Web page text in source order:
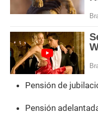
Pensión de
Pensión